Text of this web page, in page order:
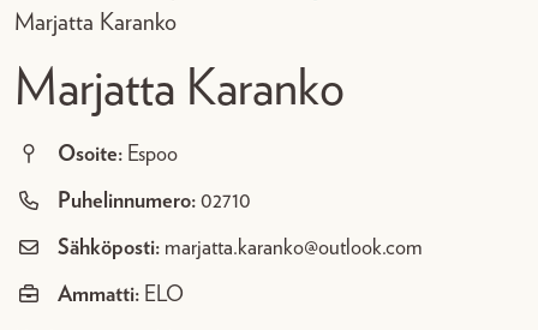
Marjatta Karanko
Marjatta Karanko
Osoite: Espoo
Puhelinnumero: 02710
Sähköposti: marjatta.karanko@outlook.com
Ammatti: ELO